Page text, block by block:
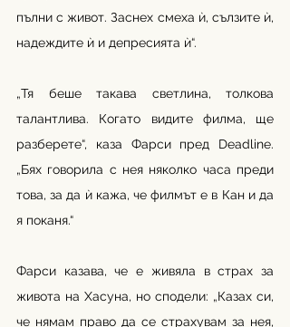
пълни с живот. Заснех смеха ѝ, сълзите ѝ,
надеждите ѝ и депресията ѝ“.
„Тя беше такава светлина, толкова
талантлива. Когато видите филма, ще
разберете“, каза Фарси пред Deadline.
„Бях говорила с нея няколко часа преди
това, за да ѝ кажа, че филмът е в Кан и да
я поканя.“
Фарси казава, че е живяла в страх за
живота на Хасуна, но сподели: „Казах си,
че нямам право да се страхувам за нея,